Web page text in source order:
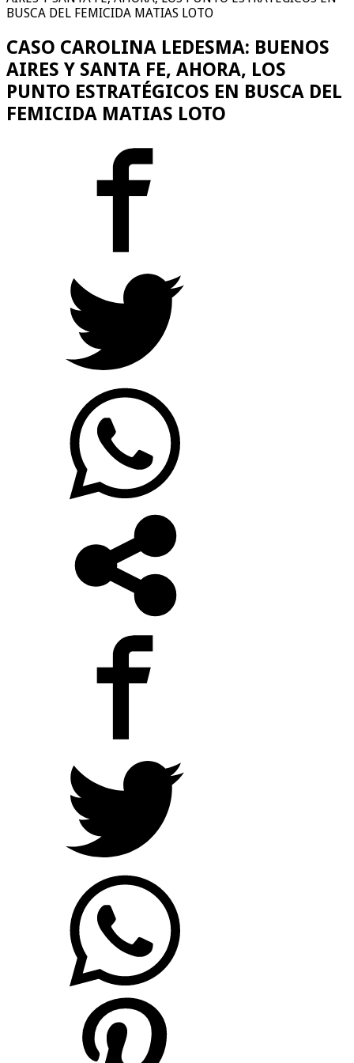
BUSCA DEL FEMICIDA MATIAS LOTO
CASO CAROLINA LEDESMA: BUENOS
AIRES Y SANTA FE, AHORA, LOS
PUNTO ESTRATÉGICOS EN BUSCA DEL
FEMICIDA MATIAS LOTO